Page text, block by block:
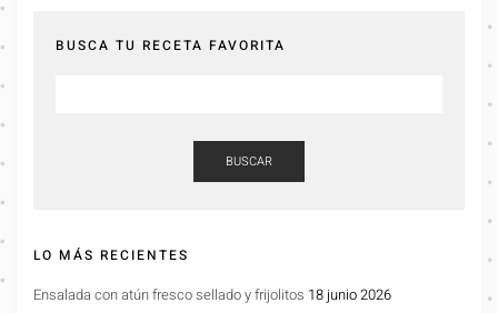
BUSCA TU RECETA FAVORITA
BUSCAR
LO MÁS RECIENTES
Ensalada con atún fresco sellado y frijolitos 18 junio 2026